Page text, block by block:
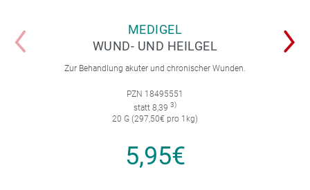
MEDIGEL
WUND- UND HEILGEL
Zur Behandlung akuter und chronischer Wunden.
PZN 18495551
statt 8,39 3)
20 G (297,50€ pro 1kg)
5,95€